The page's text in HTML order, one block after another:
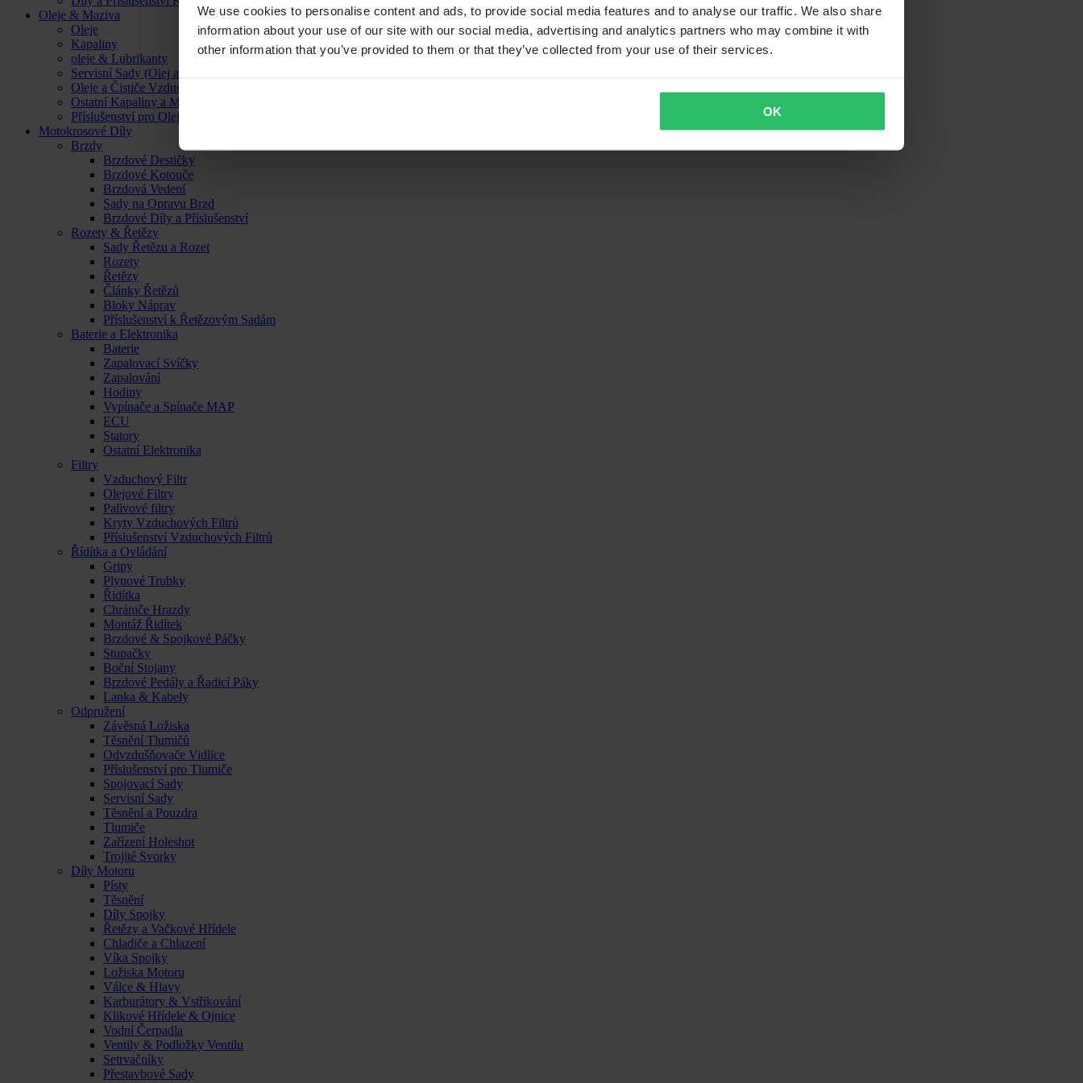
We use cookies to personalise content and ads, to provide social media features and to analyse our traffic. We also share
information about your use of our site with our social media, advertising and analytics partners who may combine it with
other information that you’ve provided to them or that they’ve collected from your use of their services.
OK
Oleje & Maziva
Oleje
Kapaliny
oleje & Lubrikanty
Servisní Sady (Olej a Filtr)
Oleje a Čističe Vzduchových Filtrů
Ostatní Kapaliny a Maziva
Příslušenství pro Oleje, Kapaliny a Maziva
Motokrosové Díly
Brzdy
Brzdové Destičky
Brzdové Kotouče
Brzdová Vedení
Sady na Opravu Brzd
Brzdové Díly a Příslušenství
Rozety & Řetězy
Sady Řetězu a Rozet
Rozety
Řetězy
Články Řetězů
Bloky Náprav
Příslušenství k Řetězovým Sadám
Baterie a Elektronika
Baterie
Zapalovací Svíčky
Zapalování
Hodiny
Vypínače a Spínače MAP
ECU
Statory
Ostatní Elektronika
Filtry
Vzduchový Filtr
Olejové Filtry
Palivové filtry
Kryty Vzduchových Filtrů
Příslušenství Vzduchových Filtrů
Řídítka a Ovládání
Gripy
Plynové Trubky
Řidítka
Chrániče Hrazdy
Montáž Řidítek
Brzdové & Spojkové Páčky
Stupačky
Boční Stojany
Brzdové Pedály a Řadicí Páky
Lanka & Kabely
Odpružení
Závěsná Ložiska
Těsnění Tlumičů
Odvzdušňovače Vidlice
Příslušenství pro Tlumiče
Spojovací Sady
Servisní Sady
Těsnění a Pouzdra
Tlumiče
Zařízení Holeshot
Trojité Svorky
Díly Motoru
Písty
Těsnění
Díly Spojky
Řetězy a Vačkové Hřídele
Chladiče a Chlazení
Víka Spojky
Ložiska Motoru
Válce & Hlavy
Karburátory & Vstřikování
Klikové Hřídele & Ojnice
Vodní Čerpadla
Ventily & Podložky Ventilu
Setrvačníky
Přestavbové Sady